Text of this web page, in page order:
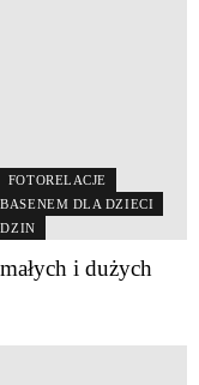
FOTORELACJE
DLA DZIECI
i dużych